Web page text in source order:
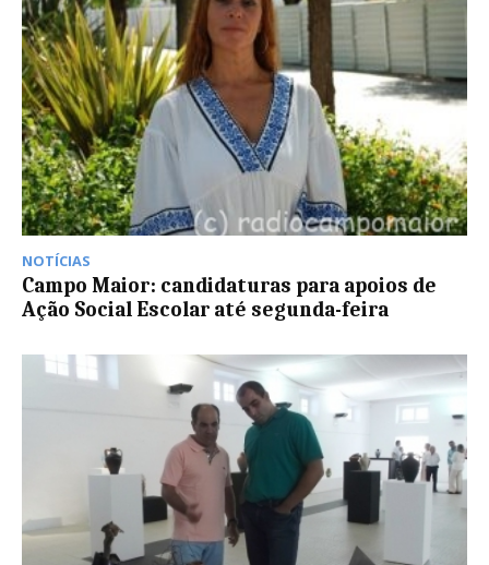
NOTÍCIAS
Campo Maior: candidaturas para apoios de
Ação Social Escolar até segunda-feira